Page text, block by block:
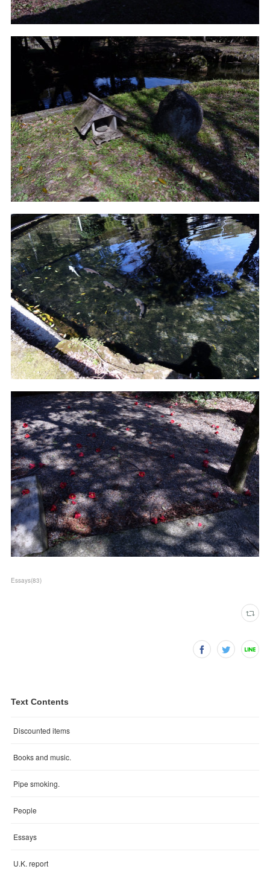
Essays(83)
Text Contents
Discounted items
Books and music.
Pipe smoking.
People
Essays
U.K. report